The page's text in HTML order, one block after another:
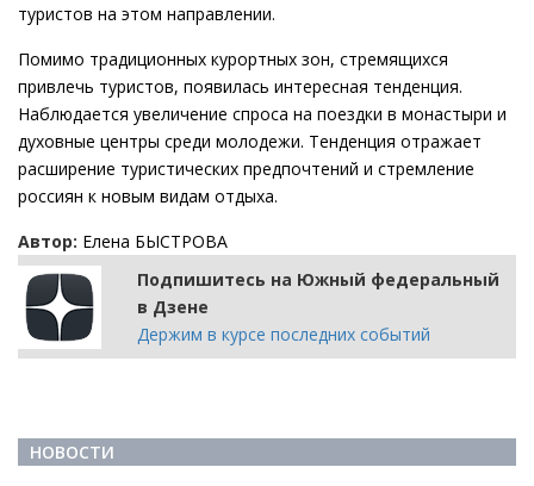
туристов на этом направлении.
Помимо традиционных курортных зон, стремящихся
привлечь туристов, появилась интересная тенденция.
Наблюдается увеличение спроса на поездки в монастыри и
духовные центры среди молодежи. Тенденция отражает
расширение туристических предпочтений и стремление
россиян к новым видам отдыха.
Автор: Елена БЫСТРОВА
Подпишитесь на Южный федеральный
в Дзене
Держим в курсе последних событий
НОВОСТИ